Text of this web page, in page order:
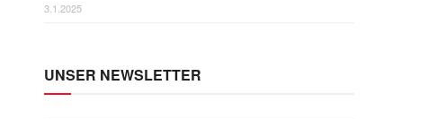
3.1.2025
UNSER NEWSLETTER